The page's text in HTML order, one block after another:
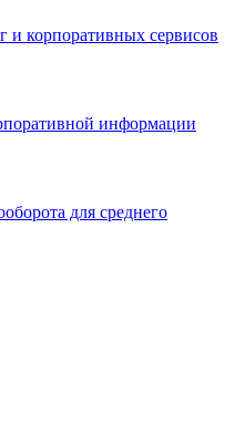
и корпоративных сервисов
информации
для среднего